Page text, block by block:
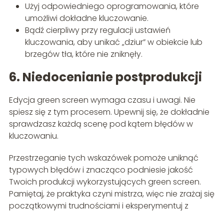
Użyj odpowiedniego oprogramowania, które
umożliwi dokładne kluczowanie.
Bądź cierpliwy przy regulacji ustawień
kluczowania, aby unikać „dziur” w obiekcie lub
brzegów tła, które nie zniknęły.
6. Niedocenianie postprodukcji
Edycja green screen wymaga czasu i uwagi. Nie
spiesz się z tym procesem. Upewnij się, że dokładnie
sprawdzasz każdą scenę pod kątem błędów w
kluczowaniu.
Przestrzeganie tych wskazówek pomoże uniknąć
typowych błędów i znacząco podniesie jakość
Twoich produkcji wykorzystujących green screen.
Pamiętaj, że praktyka czyni mistrza, więc nie zrażaj się
początkowymi trudnościami i eksperymentuj z